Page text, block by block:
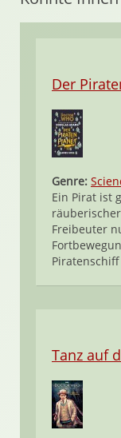
Der
Genre:
Ein Pirat ist
Freibeuter
Tanz auf